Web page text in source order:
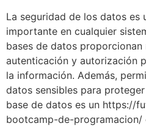
La seguridad de los datos es
importante en cualquier
bases de datos proporcionan
autenticación y autorización
la información. Además,
datos sensibles para
base de datos es un https://
bootcamp-de-